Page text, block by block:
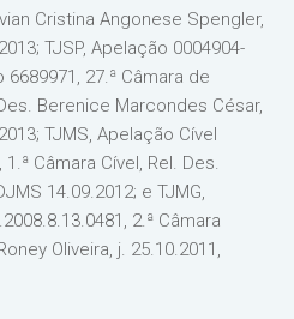
Cristina Angonese Spengler,
TJSP, Apelação 0004904-
27.ª Câmara de
Berenice Marcondes César,
TJMS, Apelação Cível
Câmara Cível, Rel. Des.
14.09.2012; e TJMG,
2.ª Câmara
Oliveira, j. 25.10.2011,